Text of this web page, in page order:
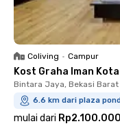
Coliving • Campur
Kost Graha Iman
Bintara Jaya, Bekasi Barat
6.6 km dari plaza
mulai dari Rp2.100.000